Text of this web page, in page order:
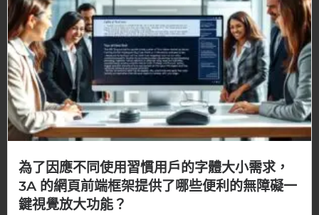
為了因應不同使用習慣用戶的字體大小需求，
3A 的網頁前端框架提供了哪些便利的無障礙一
鍵視覺放大功能？